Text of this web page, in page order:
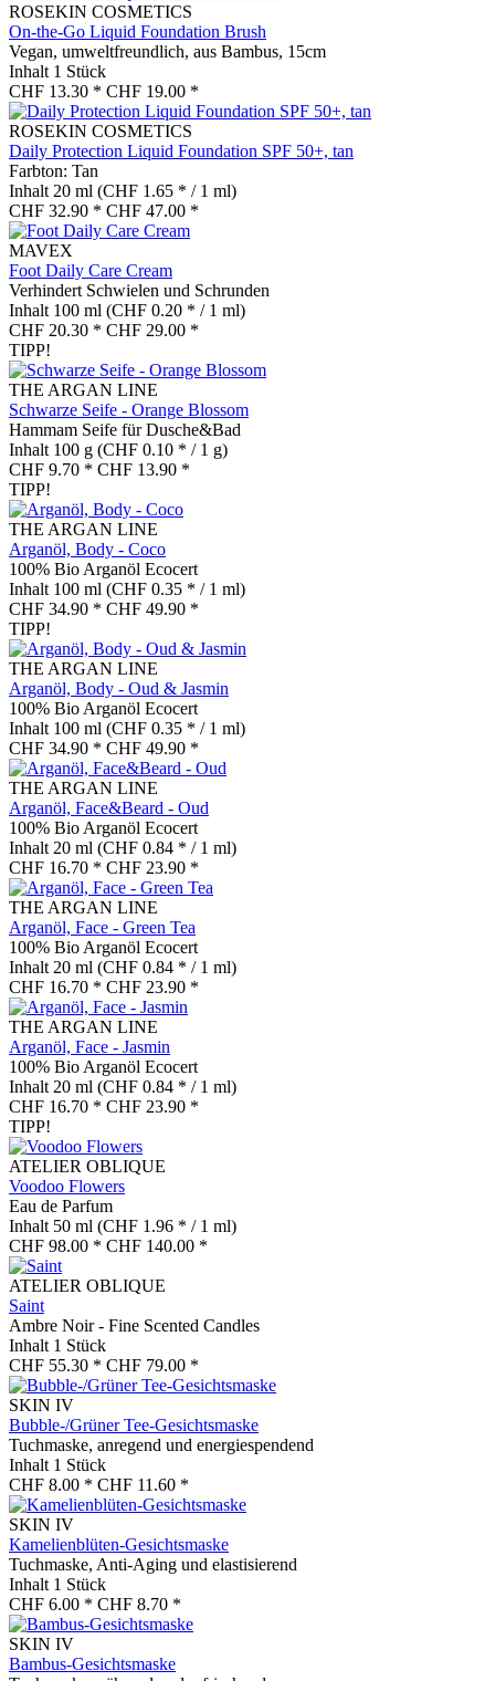
ROSEKIN COSMETICS
On-the-Go Liquid Foundation Brush
Vegan, umweltfreundlich, aus Bambus, 15cm
Inhalt 1 Stück
CHF 13.30 * CHF 19.00 *
ROSEKIN COSMETICS
Daily Protection Liquid Foundation SPF 50+, tan
Farbton: Tan
Inhalt 20 ml (CHF 1.65 * / 1 ml)
CHF 32.90 * CHF 47.00 *
MAVEX
Foot Daily Care Cream
Verhindert Schwielen und Schrunden
Inhalt 100 ml (CHF 0.20 * / 1 ml)
CHF 20.30 * CHF 29.00 *
TIPP!
THE ARGAN LINE
Schwarze Seife - Orange Blossom
Hammam Seife für Dusche&Bad
Inhalt 100 g (CHF 0.10 * / 1 g)
CHF 9.70 * CHF 13.90 *
TIPP!
THE ARGAN LINE
Arganöl, Body - Coco
100% Bio Arganöl Ecocert
Inhalt 100 ml (CHF 0.35 * / 1 ml)
CHF 34.90 * CHF 49.90 *
TIPP!
THE ARGAN LINE
Arganöl, Body - Oud & Jasmin
100% Bio Arganöl Ecocert
Inhalt 100 ml (CHF 0.35 * / 1 ml)
CHF 34.90 * CHF 49.90 *
THE ARGAN LINE
Arganöl, Face&Beard - Oud
100% Bio Arganöl Ecocert
Inhalt 20 ml (CHF 0.84 * / 1 ml)
CHF 16.70 * CHF 23.90 *
THE ARGAN LINE
Arganöl, Face - Green Tea
100% Bio Arganöl Ecocert
Inhalt 20 ml (CHF 0.84 * / 1 ml)
CHF 16.70 * CHF 23.90 *
THE ARGAN LINE
Arganöl, Face - Jasmin
100% Bio Arganöl Ecocert
Inhalt 20 ml (CHF 0.84 * / 1 ml)
CHF 16.70 * CHF 23.90 *
TIPP!
ATELIER OBLIQUE
Voodoo Flowers
Eau de Parfum
Inhalt 50 ml (CHF 1.96 * / 1 ml)
CHF 98.00 * CHF 140.00 *
ATELIER OBLIQUE
Saint
Ambre Noir - Fine Scented Candles
Inhalt 1 Stück
CHF 55.30 * CHF 79.00 *
SKIN IV
Bubble-/Grüner Tee-Gesichtsmaske
Tuchmaske, anregend und energiespendend
Inhalt 1 Stück
CHF 8.00 * CHF 11.60 *
SKIN IV
Kamelienblüten-Gesichtsmaske
Tuchmaske, Anti-Aging und elastisierend
Inhalt 1 Stück
CHF 6.00 * CHF 8.70 *
SKIN IV
Bambus-Gesichtsmaske